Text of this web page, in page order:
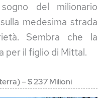
del milionario
medesima strada
Sembra che la
per il figlio di Mittal.
– $ 237 Milioni